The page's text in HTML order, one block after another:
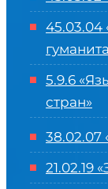
45.03.04
5.9.6
стран»
38.02.07
21.02.19